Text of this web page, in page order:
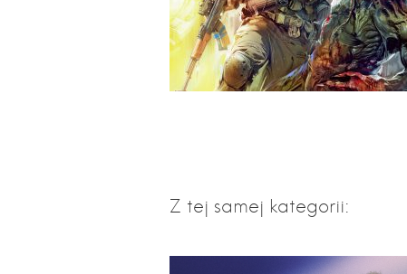
Z tej samej kategorii: